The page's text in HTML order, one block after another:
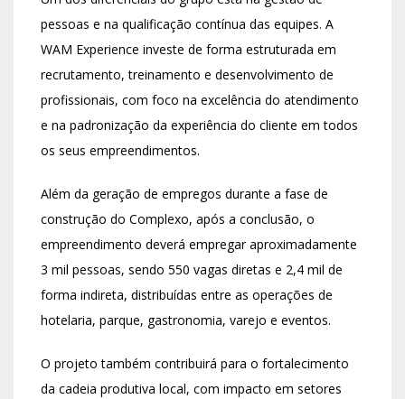
pessoas e na qualificação contínua das equipes. A
WAM Experience investe de forma estruturada em
recrutamento, treinamento e desenvolvimento de
profissionais, com foco na excelência do atendimento
e na padronização da experiência do cliente em todos
os seus empreendimentos.
Além da geração de empregos durante a fase de
construção do Complexo, após a conclusão, o
empreendimento deverá empregar aproximadamente
3 mil pessoas, sendo 550 vagas diretas e 2,4 mil de
forma indireta, distribuídas entre as operações de
hotelaria, parque, gastronomia, varejo e eventos.
O projeto também contribuirá para o fortalecimento
da cadeia produtiva local, com impacto em setores